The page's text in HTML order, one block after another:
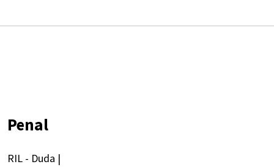
Penal
RIL - Duda |